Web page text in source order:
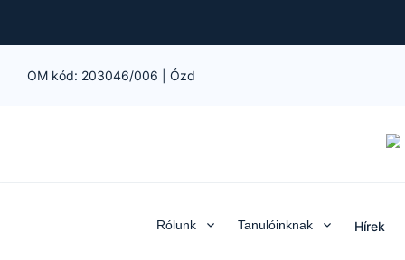
OM kód: 203046/006 Ózd
Rólunk Tanulóinknak Hírek